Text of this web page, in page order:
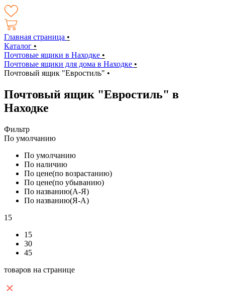
Главная страница •
Каталог •
Почтовые ящики в Находке •
Почтовые ящики для дома в Находке •
Почтовый ящик "Евростиль" •
Почтовый ящик "Евростиль" в
Находке
Фильтр
По умолчанию
По умолчанию
По наличию
По цене(по возрастанию)
По цене(по убыванию)
По названию(А-Я)
По названию(Я-А)
15
15
30
45
товаров на странице